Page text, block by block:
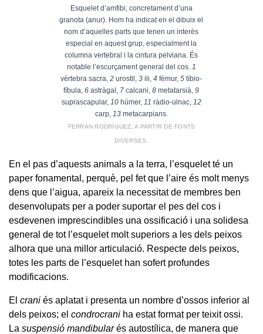
Esquelet d’amfibi, concretament d’una
granota (anur). Hom ha indicat en el dibuix el
nom d’aquelles parts que tenen un interès
especial en aquest grup, especialment la
columna vertebral i la cintura pelviana. És
notable l’escurçament general del cos. 1
vèrtebra sacra,2 urostil,3 ili,4 fèmur,5 tíbio-
fíbula,6 astràgal, 7 calcani,8 metatarsià,9
suprascapular, 10húmer, 11 ràdio-ulnac, 12
carp, 13metacarpians.
FERRAN RODRÍGUEZ, A PARTIR DE FONTS
DIVERSES.
En el pas d’aquests animals a la terra, l’esquelet té un
paper fonamental, perquè, pel fet que l’aire és molt menys
dens que l’aigua, apareix la necessitat de membres ben
desenvolupats per a poder suportar el pes del cos i
esdevenen imprescindibles una ossificació i una solidesa
general de tot l’esquelet molt superiors a les dels peixos
alhora que una millor articulació. Respecte dels peixos,
totes les parts de l’esquelet han sofert profundes
modificacions.
El crani és aplatat i presenta un nombre d’ossos inferior al
dels peixos; el condrocrani ha estat format per teixit ossi.
La suspensió mandibularés autostílica, de manera que